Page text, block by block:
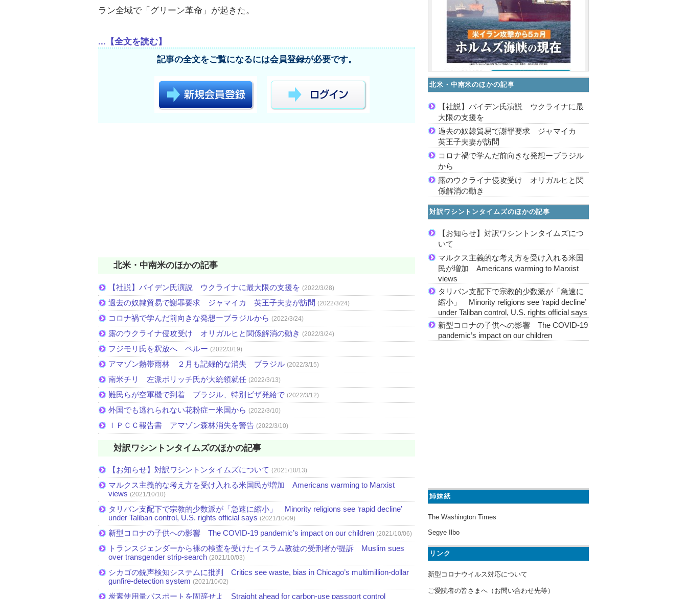
ラン全域で「グリーン革命」が起きた。
...【全文を読む】
記事の全文をご覧になるには会員登録が必要です。
北米・中南米のほかの記事
【社説】バイデン氏演説 ウクライナに最大限の支援を (2022/3/28)
過去の奴隷貿易で謝罪要求 ジャマイカ 英王子夫妻が訪問 (2022/3/24)
コロナ禍で学んだ前向きな発想ーブラジルから (2022/3/24)
露のウクライナ侵攻受け オリガルヒと関係解消の動き (2022/3/24)
フジモリ氏を釈放へ ペルー (2022/3/19)
アマゾン熱帯雨林 ２月も記録的な消失 ブラジル (2022/3/15)
南米チリ 左派ボリッチ氏が大統領就任 (2022/3/13)
難民らが空軍機で到着 ブラジル、特別ビザ発給で (2022/3/12)
外国でも逃れられない花粉症ー米国から (2022/3/10)
ＩＰＣＣ報告書 アマゾン森林消失を警告 (2022/3/10)
対訳ワシントンタイムズのほかの記事
【お知らせ】対訳ワシントンタイムズについて (2021/10/13)
マルクス主義的な考え方を受け入れる米国民が増加 Americans warming to Marxist
views (2021/10/10)
タリバン支配下で宗教的少数派が「急速に縮小」 Minority religions see ‘rapid decline’
under Taliban control, U.S. rights official says (2021/10/09)
新型コロナの子供への影響 The COVID-19 pandemic’s impact on our children (2021/10/06)
トランスジェンダーから裸の検査を受けたイスラム教徒の受刑者が提訴 Muslim sues
over transgender strip-search (2021/10/03)
シカゴの銃声検知システムに批判 Critics see waste, bias in Chicago’s multimillion-dollar
gunfire-detection system (2021/10/02)
炭素使用量パスポートを固辞せよ Straight ahead for carbon-use passport control
北米・中南米のほかの記事
【社説】バイデン氏演説 ウクライナに最
大限の支援を
過去の奴隷貿易で謝罪要求 ジャマイカ
英王子夫妻が訪問
コロナ禍で学んだ前向きな発想ーブラジル
から
露のウクライナ侵攻受け オリガルヒと関
係解消の動き
対訳ワシントンタイムズのほかの記事
【お知らせ】対訳ワシントンタイムズにつ
いて
マルクス主義的な考え方を受け入れる米国
民が増加 Americans warming to Marxist
views
タリバン支配下で宗教的少数派が「急速に
縮小」 Minority religions see ‘rapid decline’
under Taliban control, U.S. rights official says
新型コロナの子供への影響 The COVID-19
pandemic’s impact on our children
姉妹紙
The Washington Times
Segye Ilbo
リンク
新型コロナウイルス対応について
ご愛読者の皆さまへ（お問い合わせ先等）